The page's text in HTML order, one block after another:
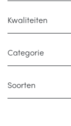
Kwaliteiten
Categorie
Soorten